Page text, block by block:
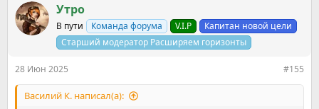
к
ц
и
Утро
В пути Команда форума V.I.P
Капитан новой цели
Старший модератор Расширяем горизонты
28 Июн 2025 #155
Василий К. написал(а):